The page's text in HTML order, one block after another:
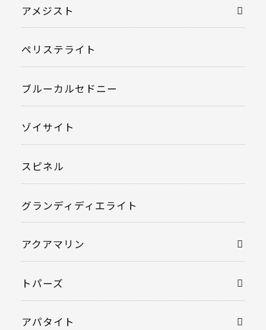
アメジスト
ペリステライト
ブルーカルセドニー
ゾイサイト
スピネル
グランディディエライト
アクアマリン
トパーズ
アパタイト